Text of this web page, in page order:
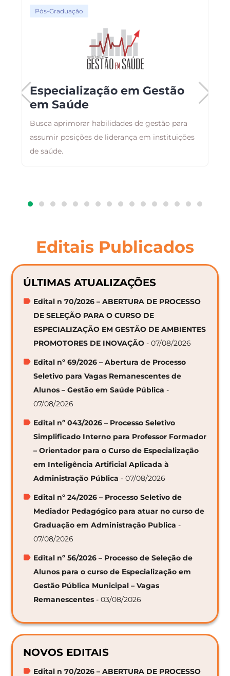
Pós-Graduação
Especialização em Gestão
em Saúde
Busca aprimorar habilidades de gestão para
assumir posições de liderança em instituições
de saúde.
Editais Publicados
ÚLTIMAS ATUALIZAÇÕES
Edital n 70/2026 – ABERTURA DE PROCESSO
DE SELEÇÃO PARA O CURSO DE
ESPECIALIZAÇÃO EM GESTÃO DE AMBIENTES
PROMOTORES DE INOVAÇÃO - 07/08/2026
Edital nº 69/2026 – Abertura de Processo
Seletivo para Vagas Remanescentes de
Alunos – Gestão em Saúde Pública -
07/08/2026
Edital nº 043/2026 – Processo Seletivo
Simplificado Interno para Professor Formador
– Orientador para o Curso de Especialização
em Inteligência Artificial Aplicada à
Administração Pública - 07/08/2026
Edital nº 24/2026 – Processo Seletivo de
Mediador Pedagógico para atuar no curso de
Graduação em Administração Publica -
07/08/2026
Edital nº 56/2026 – Processo de Seleção de
Alunos para o curso de Especialização em
Gestão Pública Municipal – Vagas
Remanescentes - 03/08/2026
NOVOS EDITAIS
Edital n 70/2026 – ABERTURA DE PROCESSO